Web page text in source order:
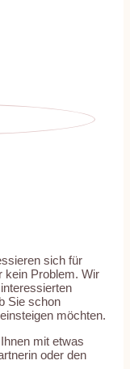
sich für
kein Problem. Wir
Sie schon
möchten.
mit etwas
oder den